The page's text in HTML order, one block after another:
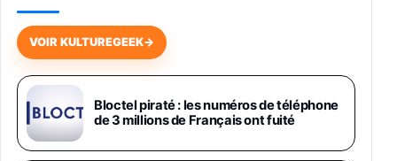
648,63€834,71€
Samsung Galaxy Miracle Ultra, Smartphone
Android 5G avec Galaxy AI, 512 Go,
Chargeur Secteur Rapide 25W Inclus,
Smartphone déverrouillé, Noir, Version FR
1019€
VOIR KULTUREGEEK→
Bloctel piraté : les numéros de téléphone
de 3 millions de Français ont fuité